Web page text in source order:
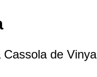
de Vinya